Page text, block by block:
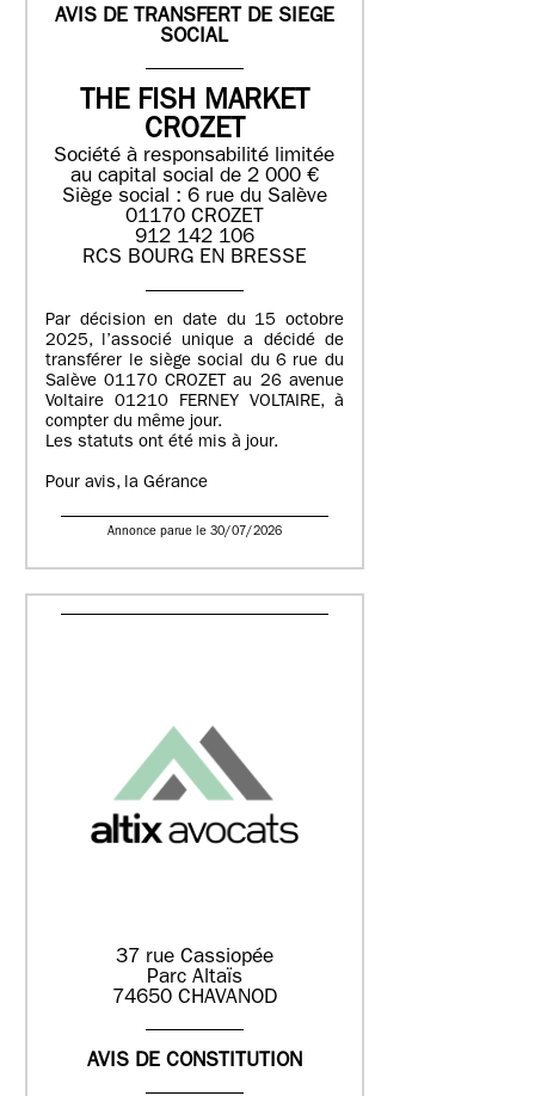
AVIS DE TRANSFERT DE SIEGE
SOCIAL
THE FISH MARKET
CROZET
Société à responsabilité limitée
au capital social de 2 000 €
Siège social : 6 rue du Salève
01170 CROZET
912 142 106
RCS BOURG EN BRESSE
Par décision en date du 15 octobre
2025, l’associé unique a décidé de
transférer le siège social du 6 rue du
Salève 01170 CROZET au 26 avenue
Voltaire 01210 FERNEY VOLTAIRE, à
compter du même jour.
Les statuts ont été mis à jour.
Pour avis, la Gérance
Annonce parue le 30/07/2026
37 rue Cassiopée
Parc Altaïs
74650 CHAVANOD
AVIS DE CONSTITUTION